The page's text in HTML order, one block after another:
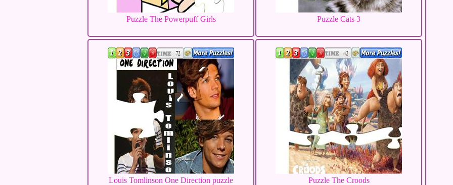
Puzzle The Powerpuff Girls Puzzle Cats 3
Louis Tomlinson One Direction puzzle Puzzle The Croods